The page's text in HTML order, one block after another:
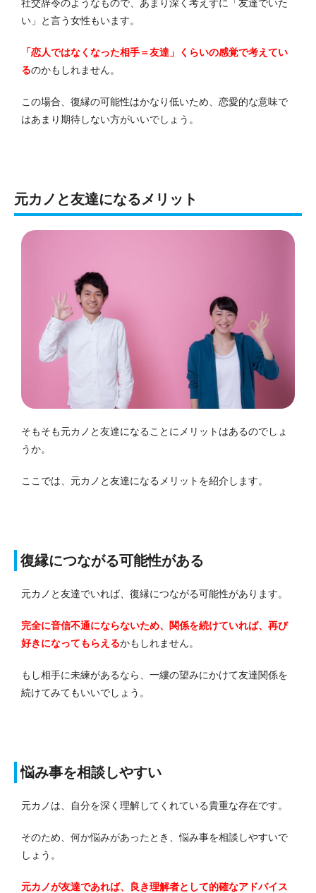
社交辞令のようなもので、あまり深く考えずに「友達でいた
い」と言う女性もいます。
「恋人ではなくなった相手＝友達」くらいの感覚で考えてい
るのかもしれません。
この場合、復縁の可能性はかなり低いため、恋愛的な意味で
はあまり期待しない方がいいでしょう。
元カノと友達になるメリット
そもそも元カノと友達になることにメリットはあるのでしょ
うか。
ここでは、元カノと友達になるメリットを紹介します。
復縁につながる可能性がある
元カノと友達でいれば、復縁につながる可能性があります。
完全に音信不通にならないため、関係を続けていれば、再び
好きになってもらえるかもしれません。
もし相手に未練があるなら、一縷の望みにかけて友達関係を
続けてみてもいいでしょう。
悩み事を相談しやすい
元カノは、自分を深く理解してくれている貴重な存在です。
そのため、何か悩みがあったとき、悩み事を相談しやすいで
しょう。
元カノが友達であれば、良き理解者として的確なアドバイス